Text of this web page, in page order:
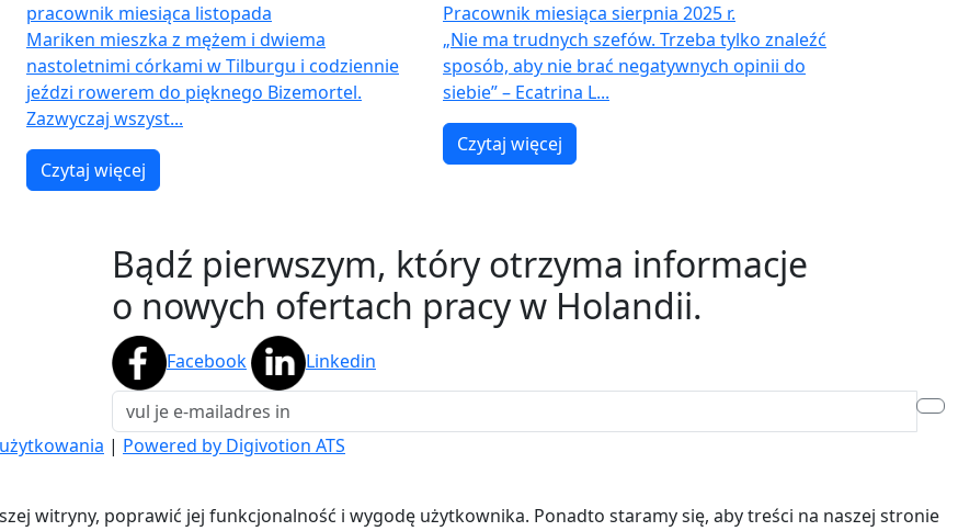
pracownik miesiąca listopada
Mariken mieszka z mężem i dwiema
nastoletnimi córkami w Tilburgu i codziennie
jeździ rowerem do pięknego Bizemortel.
Zazwyczaj wszyst...
Czytaj więcej
Pracownik miesiąca sierpnia 2025 r.
„Nie ma trudnych szefów. Trzeba tylko znaleźć
sposób, aby nie brać negatywnych opinii do
siebie” – Ecatrina L...
Czytaj więcej
Bądź pierwszym, który otrzyma informacje
o nowych ofertach pracy w Holandii.
Facebook Linkedin
| Powered by Digivotion ATS
witryny, poprawić jej funkcjonalność i wygodę użytkownika. Ponadto staramy się, aby treści na naszej stronie